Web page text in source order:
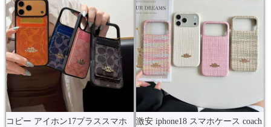
コピー アイホン17プラススマホ
激安 iphone18 スマホケース coach